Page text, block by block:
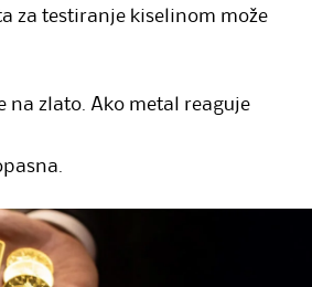
za testiranje kiselinom može
na zlato. Ako metal reaguje